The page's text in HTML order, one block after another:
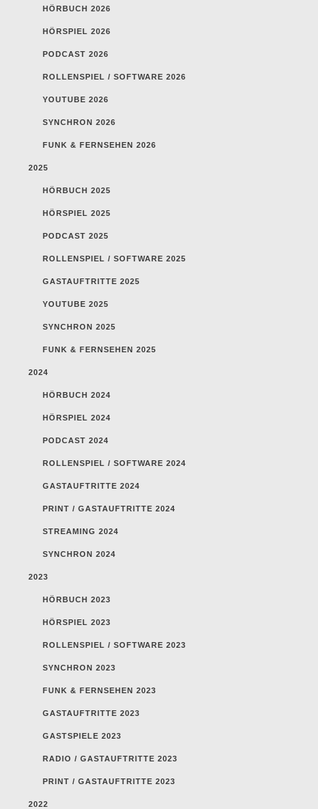
HÖRBUCH 2026
HÖRSPIEL 2026
PODCAST 2026
ROLLENSPIEL / SOFTWARE 2026
YOUTUBE 2026
SYNCHRON 2026
FUNK & FERNSEHEN 2026
2025
HÖRBUCH 2025
HÖRSPIEL 2025
PODCAST 2025
ROLLENSPIEL / SOFTWARE 2025
GASTAUFTRITTE 2025
YOUTUBE 2025
SYNCHRON 2025
FUNK & FERNSEHEN 2025
2024
HÖRBUCH 2024
HÖRSPIEL 2024
PODCAST 2024
ROLLENSPIEL / SOFTWARE 2024
GASTAUFTRITTE 2024
PRINT / GASTAUFTRITTE 2024
STREAMING 2024
SYNCHRON 2024
2023
HÖRBUCH 2023
HÖRSPIEL 2023
ROLLENSPIEL / SOFTWARE 2023
SYNCHRON 2023
FUNK & FERNSEHEN 2023
GASTAUFTRITTE 2023
GASTSPIELE 2023
RADIO / GASTAUFTRITTE 2023
PRINT / GASTAUFTRITTE 2023
2022